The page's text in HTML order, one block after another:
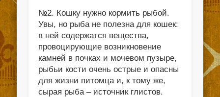
№2. Кошку нужно кормить рыбой.
Увы, но рыба не полезна для кошек:
в ней содержатся вещества,
провоцирующие возникновение
камней в почках и мочевом пузыре,
рыбьи кости очень острые и опасны
для жизни питомца и, к тому же,
сырая рыба – источник глистов.